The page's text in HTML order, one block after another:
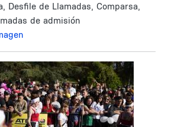
Desfile de Llamadas, Comparsa,
de admisión